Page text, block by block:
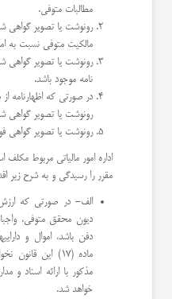
مطالبات متوفی.
رونوشت یا تصویر گواهی
مالکیت متوفی نسبت به
رونوشت یا تصویر
نامه موجود باشد.
در صورتی که اظهارنامه
رونوشت یا تصویر گواهی
رونوشت یا تصویر گواهی
اداره امور مالیاتی مربوط
مقرر را رسیدگی و به شرح زیر
الف- در صورتی که
دیون محقق متوفی،
دفن باشد، اموال و
ماده (17) این
مذکور با ارائه اسناد و
خواهد شد.